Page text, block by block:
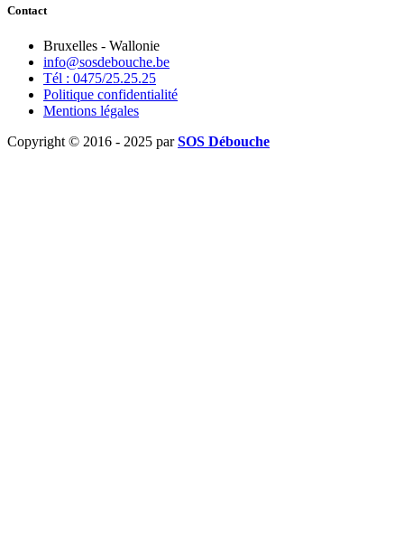
Contact
Bruxelles - Wallonie
info@sosdebouche.be
Tél : 0475/25.25.25
Politique confidentialité
Mentions légales
Copyright © 2016 - 2025 parSOS Débouche